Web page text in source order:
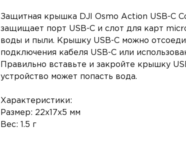
Защитная крышка DJI Osmo Action USB-C
защищает порт USB-C и слот для карт
воды и пыли. Крышку USB-C можно
подключения кабеля USB-C или
Правильно вставьте и закройте крышку
устройство может попасть вода.
Характеристики:
Размер: 22х17х5 мм
Вес: 1.5 г